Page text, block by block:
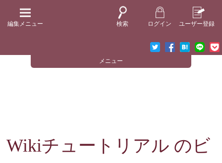
編集メニュー 検索 ログイン ユーザー登録
メニュー
Wikiチュートリアル のビ